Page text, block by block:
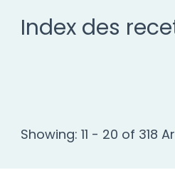
Index des
Showing: 11 - 20 of 318